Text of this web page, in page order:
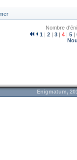
Nombre
1 | 2 | 3 | 4 | 5 |
Enigmatum,